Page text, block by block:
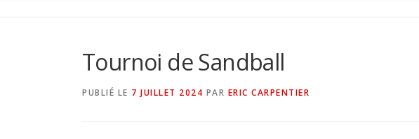
Tournoi de Sandball
PUBLIÉ LE 7 JUILLET 2024 PAR ERIC CARPENTIER